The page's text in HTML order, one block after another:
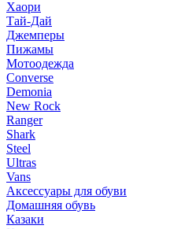
Хаори
Тай-Дай
Джемперы
Пижамы
Мотоодежда
Converse
Demonia
New Rock
Ranger
Shark
Steel
Ultras
Vans
Аксессуары для обуви
Домашняя обувь
Казаки